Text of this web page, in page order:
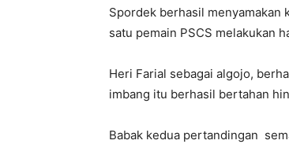
Spordek berhasil
satu pemain PSCS melakukan
Heri Farial sebagai algojo,
imbang itu berhasil bertahan
Babak kedua pertandingan